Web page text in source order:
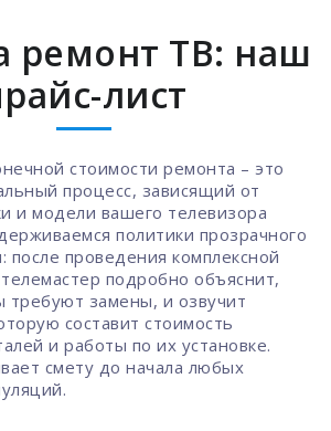
ремонт ТВ: наш
лист
стоимости ремонта – это
процесс, зависящий от
и модели вашего телевизора
политики прозрачного
после проведения комплексной
подробно объяснит,
требуют замены, и озвучит
составит стоимость
и работы по их установке.
смету до начала любых